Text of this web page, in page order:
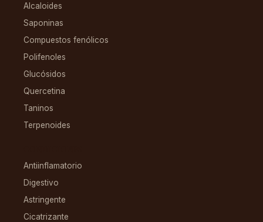
Alcaloides
Saponinas
Compuestos fenólicos
Polifenoles
Glucósidos
Quercetina
Taninos
Terpenoides
Antiinflamatorio
Digestivo
Astringente
Cicatrizante